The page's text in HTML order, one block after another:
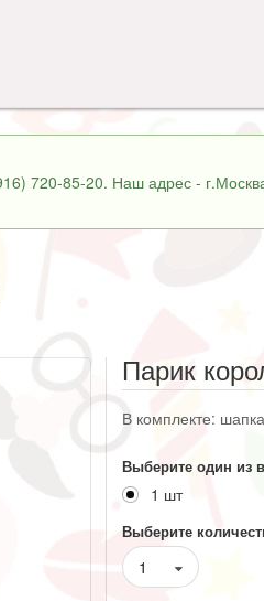
720-85-20. Наш адрес -
Парик
В комплекте:
Выберите один из
1 шт
Выберите
1